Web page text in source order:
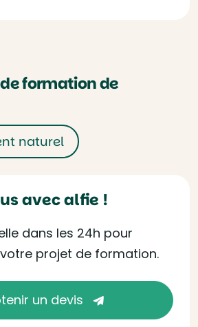
formation de
naturel
avec alfie !
dans les 24h pour
projet de formation.
un devis